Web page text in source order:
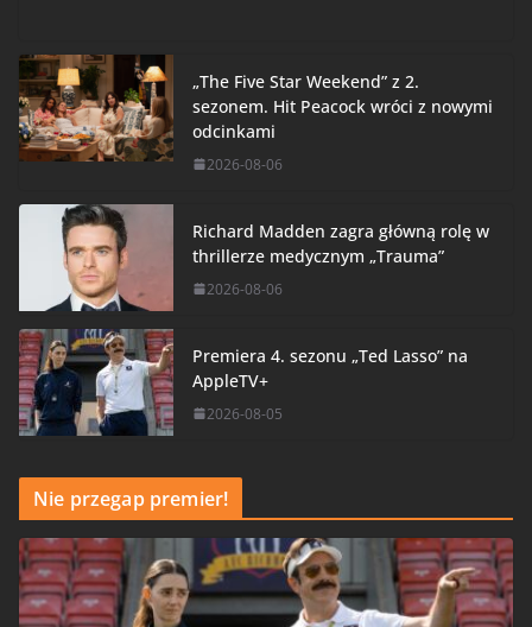
„The Five Star Weekend” z 2.
sezonem. Hit Peacock wróci z nowymi
odcinkami
2026-08-06
Richard Madden zagra główną rolę w
thrillerze medycznym „Trauma”
2026-08-06
Premiera 4. sezonu „Ted Lasso” na
AppleTV+
2026-08-05
Nie przegap premier!